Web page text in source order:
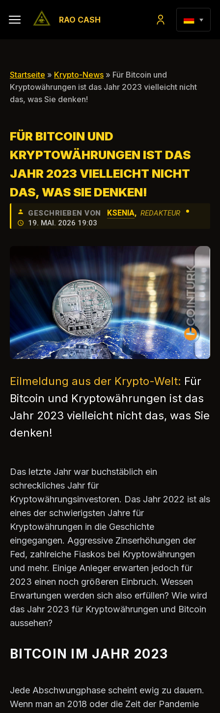
RAO CASH
Startseite » Krypto-News » Für Bitcoin und
Kryptowährungen ist das Jahr 2023 vielleicht nicht
das, was Sie denken!
FÜR BITCOIN UND
KRYPTOWÄHRUNGEN IST DAS
JAHR 2023 VIELLEICHT NICHT
DAS, WAS SIE DENKEN!
GESCHRIEBEN VON KSENIA, REDAKTEUR •
19. MAI. 2026 19:03
Eilmeldung aus der Krypto-Welt: Für
Bitcoin und Kryptowährungen ist das
Jahr 2023 vielleicht nicht das, was Sie
denken!
Das letzte Jahr war buchstäblich ein
schreckliches Jahr für
Kryptowährungsinvestoren. Das Jahr 2022 ist als
eines der schwierigsten Jahre für
Kryptowährungen in die Geschichte
eingegangen. Aggressive Zinserhöhungen der
Fed, zahlreiche Fiaskos bei Kryptowährungen
und mehr. Einige Anleger erwarten jedoch für
2023 einen noch größeren Einbruch. Wessen
Erwartungen werden sich also erfüllen? Wie wird
das Jahr 2023 für Kryptowährungen und Bitcoin
aussehen?
BITCOIN IM JAHR 2023
Jede Abschwungphase scheint ewig zu dauern.
Wenn man an 2018 oder die Zeit der Pandemie